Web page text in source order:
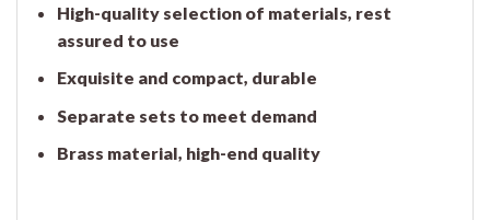
High-quality selection of materials, rest
assured to use
Exquisite and compact, durable
Separate sets to meet demand
Brass material, high-end quality